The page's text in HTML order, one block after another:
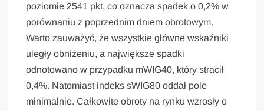
poziomie 2541 pkt, co oznacza spadek o 0,2% w
porównaniu z poprzednim dniem obrotowym.
Warto zauważyć, że wszystkie główne wskaźniki
uległy obniżeniu, a największe spadki
odnotowano w przypadku mWIG40, który stracił
0,4%. Natomiast indeks sWIG80 oddał pole
minimalnie. Całkowite obroty na rynku wzrosły o